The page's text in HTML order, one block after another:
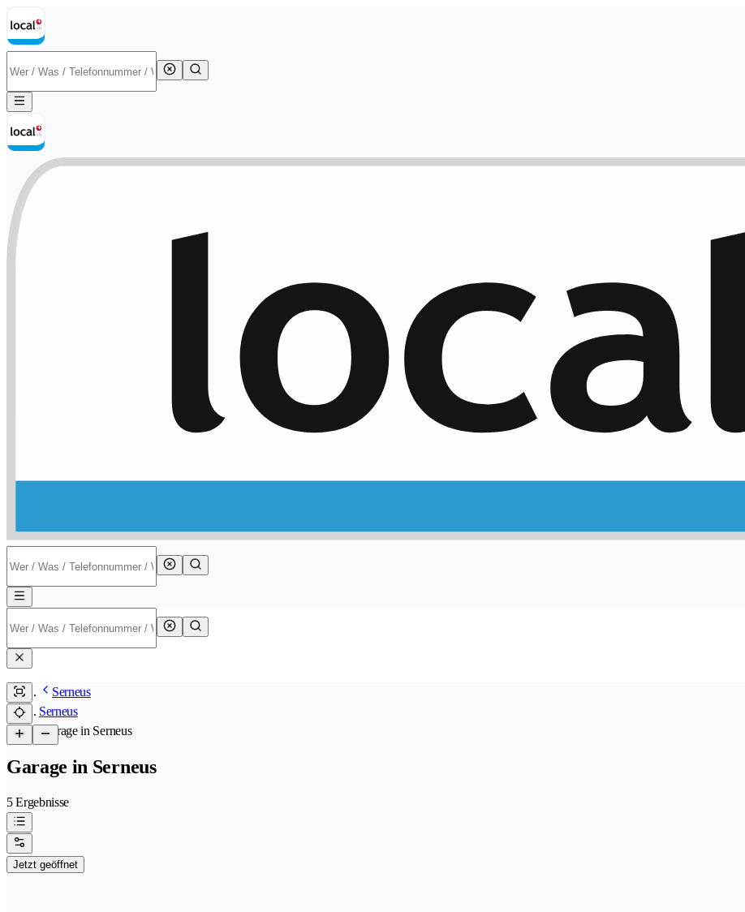
Serneus
Serneus
/Garage in Serneus
Garage in Serneus
5 Ergebnisse
Jetzt geöffnet